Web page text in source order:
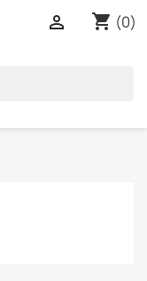
shopping_cart (0)
